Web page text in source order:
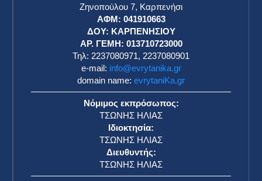
Ζηνοπούλου 7, Καρπενήσι
ΑΦΜ: 041910663
ΔΟΥ: ΚΑΡΠΕΝΗΣΙΟΥ
ΑΡ. ΓΕΜΗ: 013710723000
Τηλ: 2237080971, 2237080901
e-mail: info@evrytanika.gr
domain name: evrytaniKa.gr
Νόμιμος εκπρόσωπος:
ΤΣΩΝΗΣ ΗΛΙΑΣ
Ιδιοκτησία:
ΤΣΩΝΗΣ ΗΛΙΑΣ
Διευθυντής:
ΤΣΩΝΗΣ ΗΛΙΑΣ